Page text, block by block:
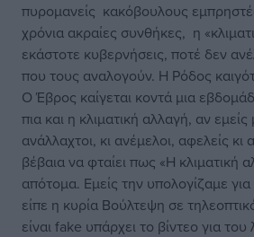
πυρομανείς κακόβουλους
χρόνια ακραίες συνθήκες, η
εκάστοτε κυβερνήσεις, ποτέ δεν
που τους αναλογούν. Η Ρόδος
Ο Έβρος καίγεται κοντά μια
πια και η κλιματική αλλαγή, αν
ανάλλαχτοι, κι ανέμελοι, αφελείς κι
βέβαια να φταίει πως «Η κλιματική
απότομα. Εμείς την υπολογίζαμε
είπε η κυρία Βούλτεψη σε
είναι fake υπάρχει το βίντεο για